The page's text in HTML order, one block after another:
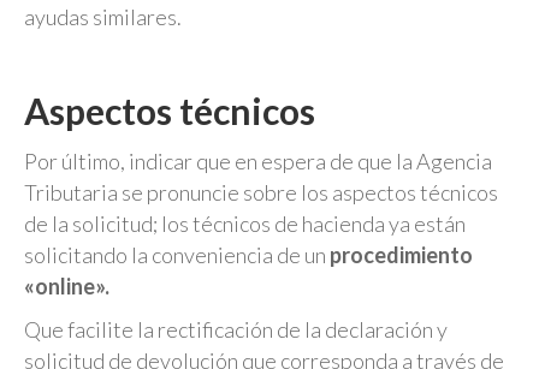
ayudas similares.
Aspectos técnicos
Por último, indicar que en espera de que la Agencia
Tributaria se pronuncie sobre los aspectos técnicos
de la solicitud; los técnicos de hacienda ya están
solicitando la conveniencia de un procedimiento
«online».
Que facilite la rectificación de la declaración y
solicitud de devolución que corresponda a través de